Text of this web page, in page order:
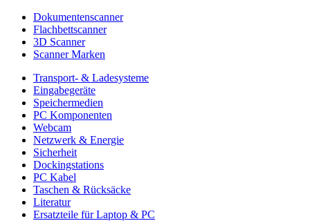
Dokumentenscanner
Flachbettscanner
3D Scanner
Scanner Marken
Transport- & Ladesysteme
Eingabegeräte
Speichermedien
PC Komponenten
Webcam
Netzwerk & Energie
Sicherheit
Dockingstations
PC Kabel
Taschen & Rücksäcke
Literatur
Ersatzteile für Laptop & PC